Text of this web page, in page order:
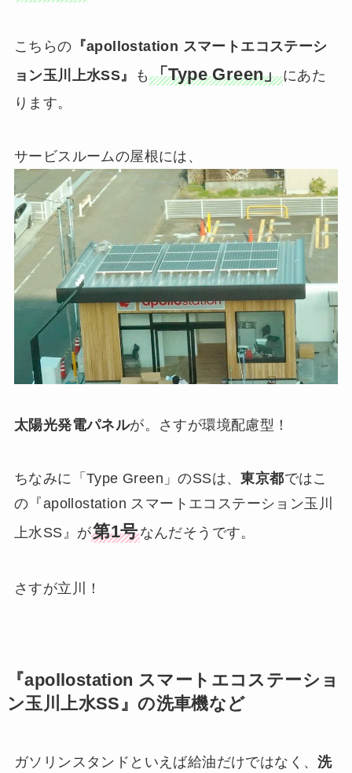
こちらの 『apollostation スマートエコステーシ
ョン玉川上水SS』
も 「Type Green」にあた
ります。
サービスルームの屋根には、
太陽光発電パネルが。さすが環境配慮型！
ちなみに「Type Green」のSSは、東京都ではこ
の『apollostation スマートエコステーション玉川
上水SS』が第1号なんだそうです。
さすが立川！
『apollostation スマートエコステーショ
ン玉川上水SS』の洗車機など
ガソリンスタンドといえば給油だけではなく、洗